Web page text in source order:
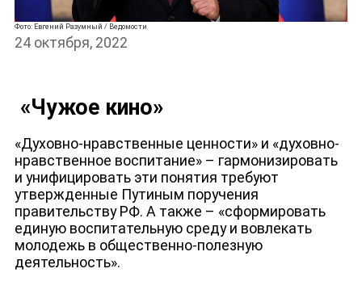
Фото: Евгений Разумный / Ведомости
24 октября, 2022
«Чужое кино»
«Духовно-нравственные ценности» и «духовно-
нравственное воспитание» – гармонизировать
и унифицировать эти понятия требуют
утвержденные Путиным поручения
правительству РФ. А также – «сформировать
единую воспитательную среду и вовлекать
молодежь в общественно-полезную
деятельность».